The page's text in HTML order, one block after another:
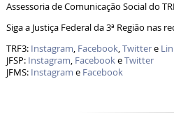
Assessoria de Comunicação Social do
Siga a Justiça Federal da 3ª Região nas
TRF3: Instagram, Facebook,Twittere
JFSP: Instagram, FacebookeTwitter
JFMS: Instagram e Facebook